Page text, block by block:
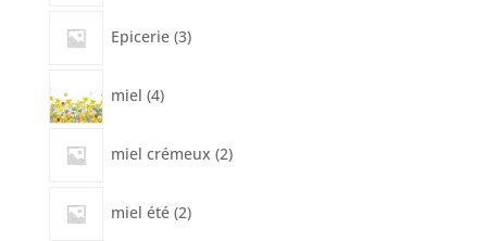
Epicerie 3
produits
miel 4
produits
miel crémeux 2
produits
miel été 2
produits